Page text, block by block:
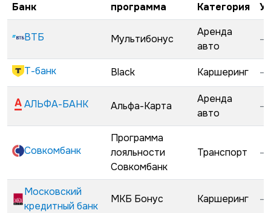
Банк
программа
Категория
ВТБ Мультибонус
Аренда
авто
—
Т-банк Black Каршеринг —
АЛЬФА-БАНК Альфа-Карта
Аренда
авто
—
Совкомбанк
Программа
лояльности
Совкомбанк
Транспорт —
Московский
кредитный банк
МКБ Бонус Каршеринг —